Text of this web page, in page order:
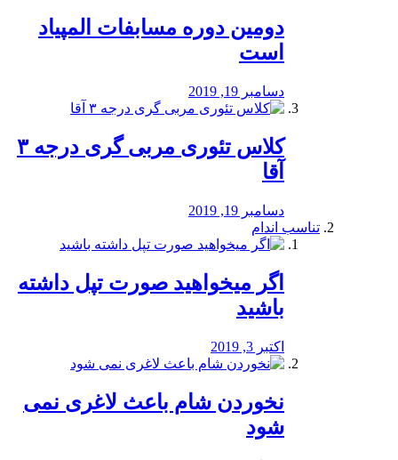
دومین دوره مسابفات المپیاد
است
دسامبر 19, 2019
کلاس تئوری مربی گری درجه ۳
آقا
دسامبر 19, 2019
تناسب اندام
اگر میخواهید صورت تپل داشته
باشید
اکتبر 3, 2019
نخوردن شام باعث لاغری نمی
‌شود